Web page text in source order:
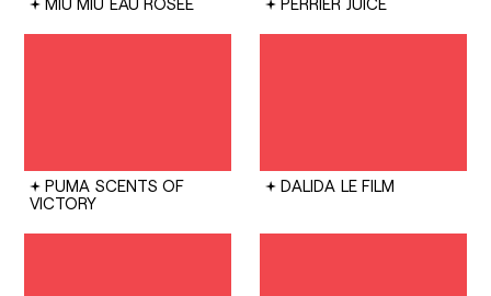
PUMA SCENTS OF
VICTORY
DALIDA LE FILM